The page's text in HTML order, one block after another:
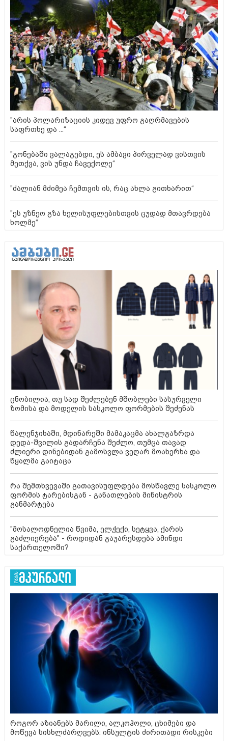
"არის პოლარიზაციის კიდევ უფრო გაღრმავების
საფრთხე და ...“
"გონებაში ვალაგებდი, ეს ამბავი პირველად ვისთვის
მეთქვა, ვის უნდა ჩავექოლე“
"ძალიან მძიმეა ჩემთვის ის, რაც ახლა გითხარით“
"ეს უზნეო გზა ხელისუფლებისთვის ცუდად მთავრდება
ხოლმე“
ცნობილია, თუ სად შეძლებენ მშობლები სასურველი
ზომისა და მოდელის სასკოლო ფორმების შეძენას
წალენჯიხაში, მდინარეში მამაკაცმა ახალგაზრდა
დედა-შვილის გადარჩენა შეძლო, თუმცა თავად
ძლიერი დინებიდან გამოსვლა ვეღარ მოახერხა და
წყალმა გაიტაცა
რა შემთხვევაში გათავისუფლდება მოსწავლე სასკოლო
ფორმის ტარებისგან - განათლების მინისტრის
განმარტება
"მოსალოდნელია წვიმა, ელჭექი, სეტყვა, ქარის
გაძლიერება" - როდიდან გაუარესდება ამინდი
საქართელოში?
როგორ აზიანებს მარილი, ალკოჰოლი, ცხიმები და
მოწევა სისხლძარღვებს: ინსულტის ძირითადი რისკები